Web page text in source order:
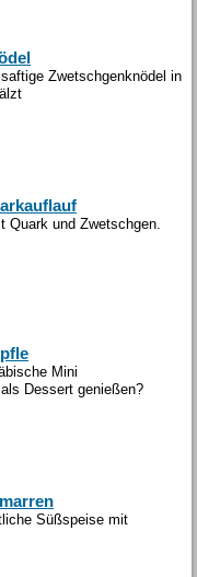
Zwetschgenknödel in
Quark und Zwetschgen.
Mini
Dessert genießen?
Süßspeise mit